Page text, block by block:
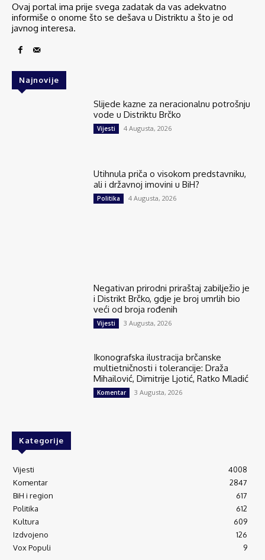
Ovaj portal ima prije svega zadatak da vas adekvatno
informiše o onome što se dešava u Distriktu a što je od
javnog interesa.
Najnovije
Slijede kazne za neracionalnu potrošnju
vode u Distriktu Brčko
Vijesti 4 Augusta, 2026
Utihnula priča o visokom predstavniku,
ali i državnoj imovini u BiH?
Politika 4 Augusta, 2026
Negativan prirodni priraštaj zabilježio je
i Distrikt Brčko, gdje je broj umrlih bio
veći od broja rođenih
Vijesti 3 Augusta, 2026
Ikonografska ilustracija brčanske
multietničnosti i tolerancije: Draža
Mihailović, Dimitrije Ljotić, Ratko Mladić
Komentar 3 Augusta, 2026
Kategorije
Vijesti
4008
Komentar
2847
BiH i region
617
Politika
612
Kultura
609
Izdvojeno
126
Vox Populi
9